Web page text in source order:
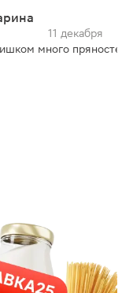
11 декабря
много пряностей.